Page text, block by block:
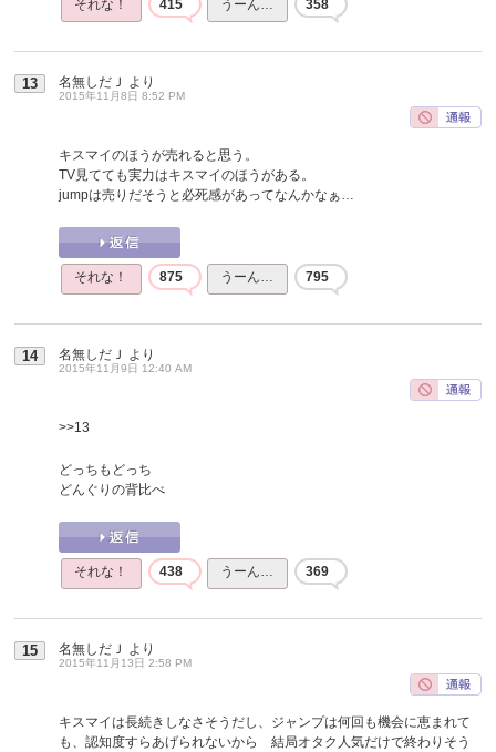
それな！ 415 うーん… 358
13 名無しだＪ より
2015年11月8日 8:52 PM
キスマイのほうが売れると思う。
TV見てても実力はキスマイのほうがある。
jumpは売りだそうと必死感があってなんかなぁ…
それな！ 875 うーん… 795
14 名無しだＪ より
2015年11月9日 12:40 AM
>>13
どっちもどっち
どんぐりの背比べ
それな！ 438 うーん… 369
15 名無しだＪ より
2015年11月13日 2:58 PM
キスマイは長続きしなさそうだし、ジャンプは何回も機会に恵まれて
も、認知度すらあげられないから 結局オタク人気だけで終わりそう